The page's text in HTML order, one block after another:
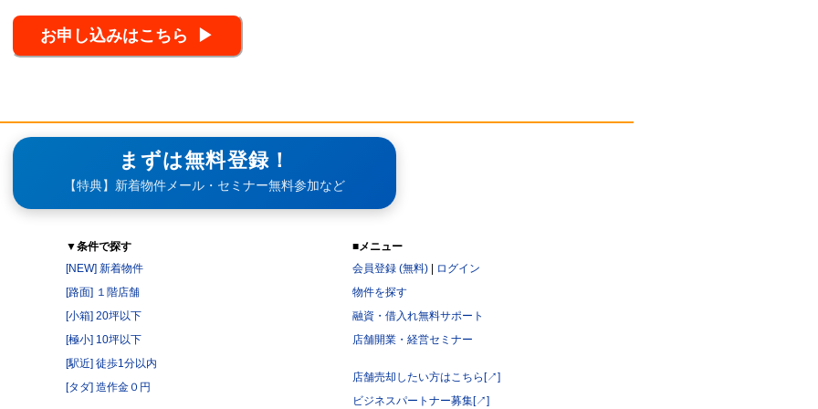
まずは無料登録！
【特典】新着物件メール・セミナー無料参加など
▼条件で探す
[NEW] 新着物件
[路面] １階店舗
[小箱] 20坪以下
[極小] 10坪以下
[駅近] 徒歩1分以内
[タダ] 造作金０円
■メニュー
会員登録 (無料)|
ログイン
物件を探す
融資・借入れ無料サポート
店舗開業・経営セミナー
店舗売却したい方はこちら[↗]
ビジネスパートナー募集[↗]